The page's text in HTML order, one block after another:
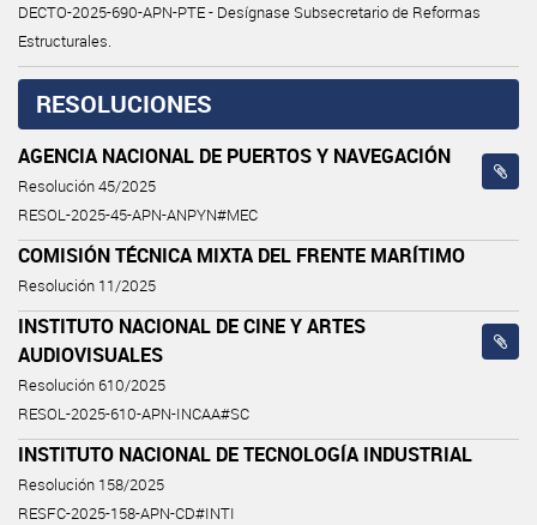
DECTO-2025-690-APN-PTE - Desígnase Subsecretario de Reformas
Estructurales.
RESOLUCIONES
AGENCIA NACIONAL DE PUERTOS Y NAVEGACIÓN
Resolución 45/2025
RESOL-2025-45-APN-ANPYN#MEC
COMISIÓN TÉCNICA MIXTA DEL FRENTE MARÍTIMO
Resolución 11/2025
INSTITUTO NACIONAL DE CINE Y ARTES
AUDIOVISUALES
Resolución 610/2025
RESOL-2025-610-APN-INCAA#SC
INSTITUTO NACIONAL DE TECNOLOGÍA INDUSTRIAL
Resolución 158/2025
RESFC-2025-158-APN-CD#INTI